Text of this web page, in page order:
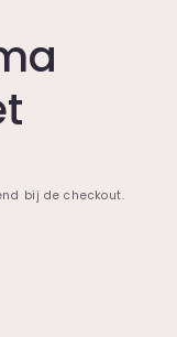
bij de checkout.